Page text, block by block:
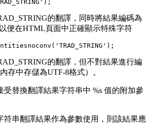
的翻譯，同時將結果編碼為
便在HTML頁面中正確顯示特殊字符
的翻譯，但不對結果進行編
存中存儲為UTF-8格式）。
受替換翻譯結果字符串中 %s 值的附加參
符串翻譯結果作為參數使用，則該結果應